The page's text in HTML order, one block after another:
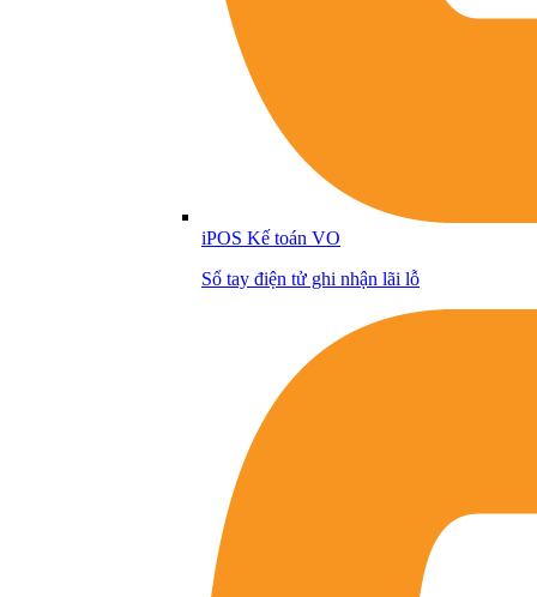
iPOS Kế toán VO
Sổ tay điện tử ghi nhận lãi lỗ